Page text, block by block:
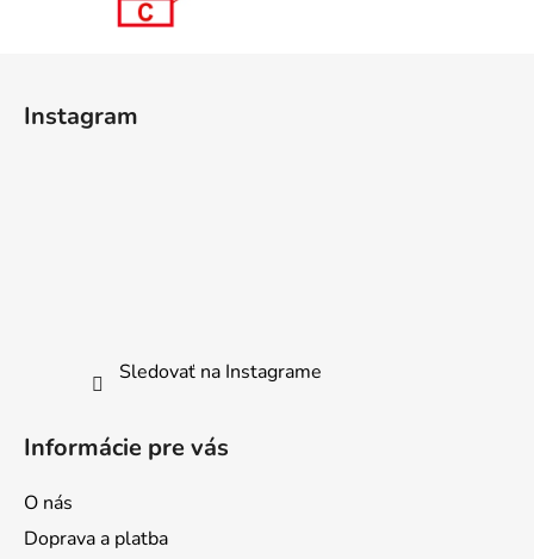
Instagram
Sledovať na Instagrame
Informácie pre vás
O nás
Doprava a platba